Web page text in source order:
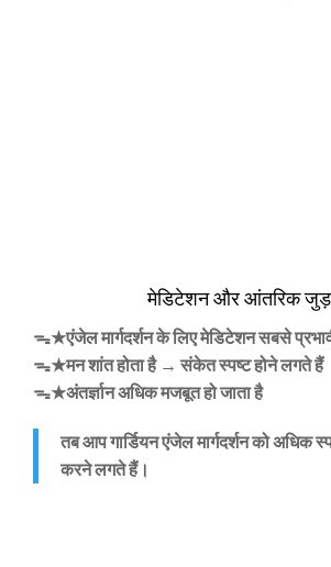
मेडिटेशन और आंतरिक
ᯓ★एंजेल मार्गदर्शन के लिए मेडिटेशन सबसे
ᯓ★मन शांत होता है → संकेत स्पष्ट होने लगते हैं
ᯓ★अंतर्ज्ञान अधिक मजबूत हो जाता है
तब आप गार्डियन एंजेल मार्गदर्शन को अधिक
करने लगते हैं।